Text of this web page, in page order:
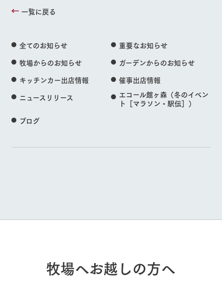
一覧に戻る
全てのお知らせ
重要なお知らせ
牧場からのお知らせ
ガーデンからのお知らせ
キッチンカー出店情報
催事出店情報
ニュースリリース
エコール館ヶ森（冬のイベン
ト［マラソン・駅伝］）
ブログ
牧場へお越しの方へ